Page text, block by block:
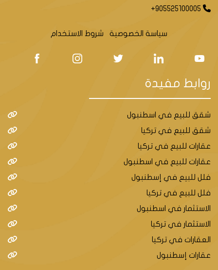
+905525100005
سياسة الخصوصية شروط الاستخدام
روابط مفيدة
شقق للبيع في اسطنبول
شقق للبيع في تركيا
عقارات للبيع في تركيا
عقارات للبيع في اسطنبول
فلل للبيع في إسطنبول
فلل للبيع في تركيا
الاستثمار في اسطنبول
الاستثمار في تركيا
العقارات في تركيا
عقارات إسطنبول